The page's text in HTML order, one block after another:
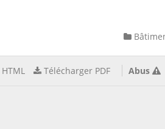
Télécharger PDF Abus